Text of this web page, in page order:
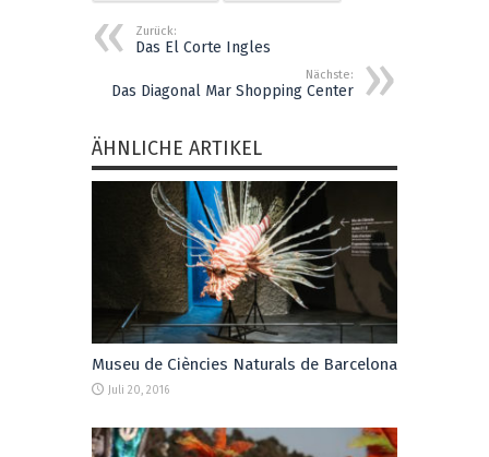
Zurück:
Das El Corte Ingles
Nächste:
Das Diagonal Mar Shopping Center
ÄHNLICHE ARTIKEL
Museu de Ciències Naturals de Barcelona
Juli 20, 2016